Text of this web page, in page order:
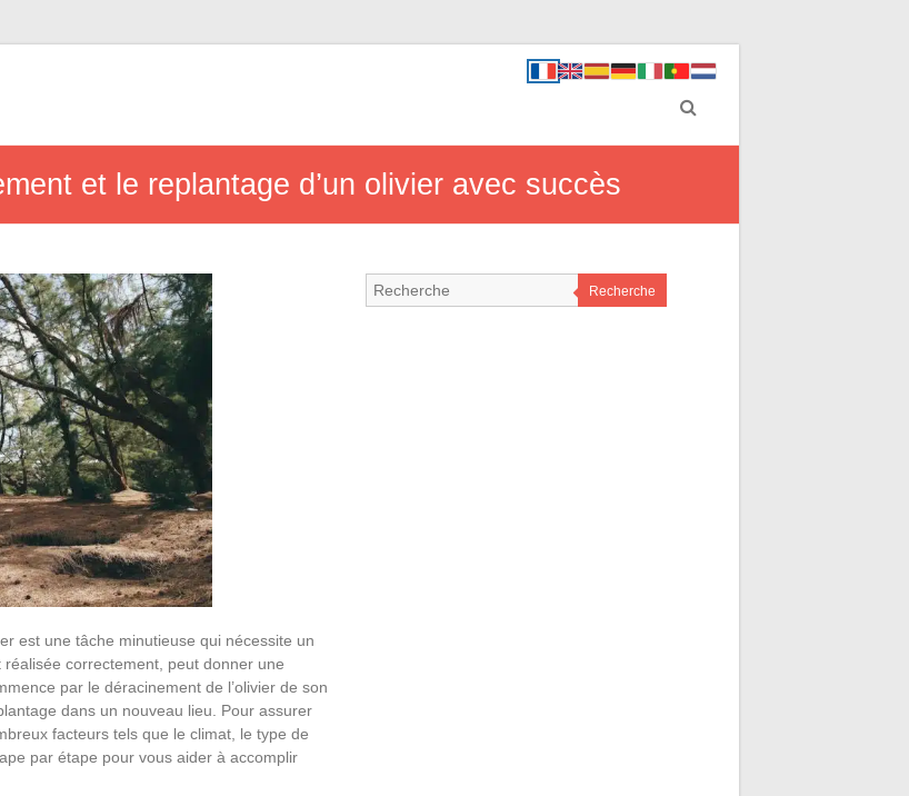
et le replantage d’un olivier avec succès
est une tâche minutieuse qui nécessite un
correctement, peut donner une
par le déracinement de l’olivier de son
dans un nouveau lieu. Pour assurer
facteurs tels que le climat, le type de
par étape pour vous aider à accomplir
Recherche